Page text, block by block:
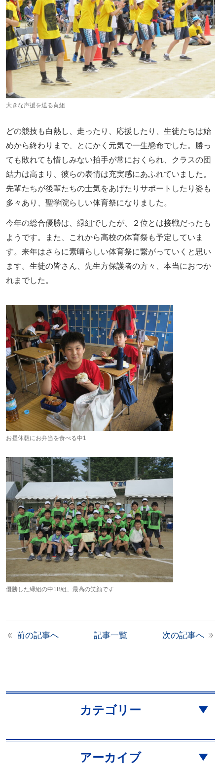
大きな声援を送る黄組
どの競技も白熱し、走ったり、応援したり、生徒たちは始
めから終わりまで、とにかく元気で一生懸命でした。勝っ
ても敗れても惜しみない拍手が常におくられ、クラスの団
結力は高まり、彼らの表情は充実感にあふれていました。
先輩たちが後輩たちの士気をあげたりサポートしたり姿も
多々あり、聖学院らしい体育祭になりました。
今年の総合優勝は、緑組でしたが、２位とは接戦だったも
ようです。また、これから高校の体育祭も予定していま
す。来年はさらに素晴らしい体育祭に繋がっていくと思い
ます。生徒の皆さん、先生方保護者の方々、本当におつか
れまでした。
お昼休憩にお弁当を食べる中1
優勝した緑組の中1B組、最高の笑顔です
前の記事へ 記事一覧 次の記事へ
カテゴリー
アーカイブ